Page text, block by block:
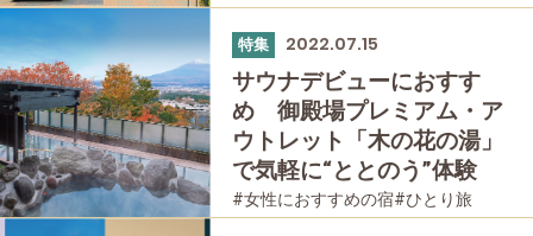
#友人グループで#母と娘で
特集 2022.07.15
サウナデビューにおすす
め 御殿場プレミアム・ア
ウトレット「木の花の湯」
で気軽に“ととのう”体験
#女性におすすめの宿#ひとり旅
#富士山#日帰り温泉#家族で